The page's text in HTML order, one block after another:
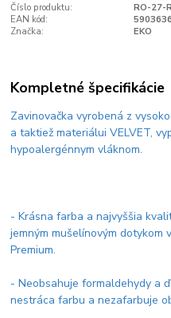
Číslo produktu:
RO-27-
EAN kód:
Značka:
EKO
Kompletné špecifikácie
Zavinovačka vyrobená z
a taktiež materiálui VELVET,
hypoalergénnym vláknom.
- Krásna farba a najvyššia
jemným mušelínovým
Premium.
- Neobsahuje formaldehydy a
nestráca farbu a nezafarbuje